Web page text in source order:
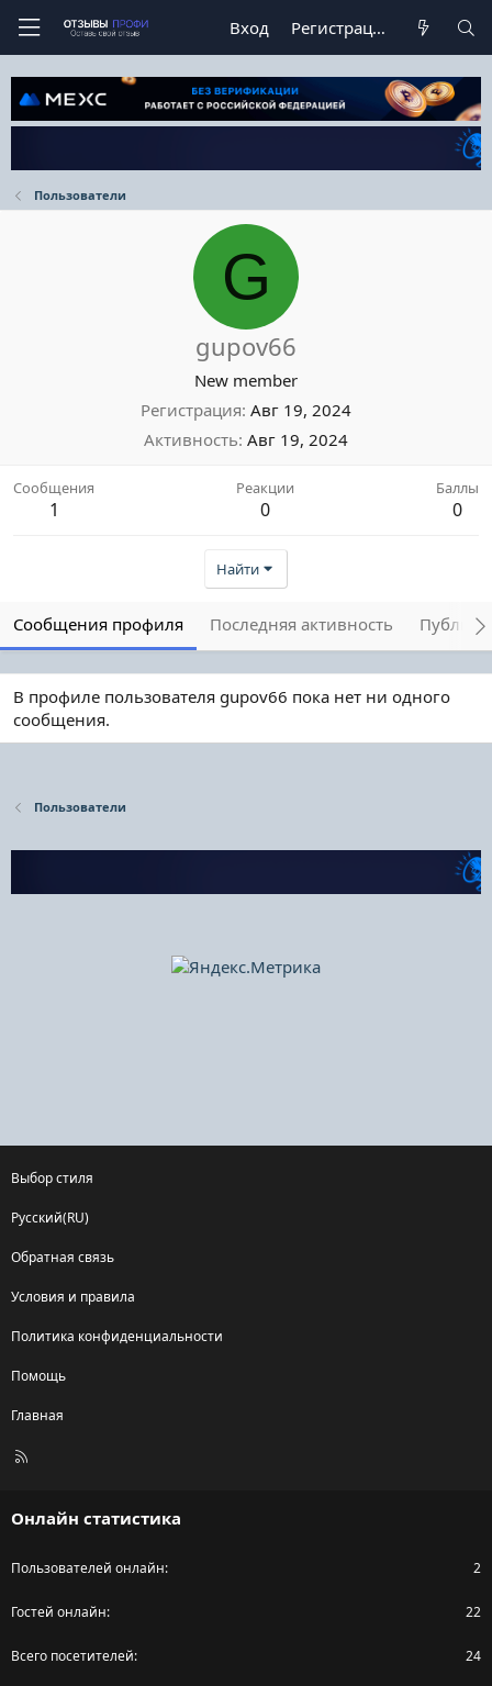
Вход Регистрация
Пользователи
G
gupov66
New member
Регистрация Авг 19, 2024
Активность Авг 19, 2024
Сообщения
1
Реакции
0
Баллы
0
Найти
Сообщения профиля Последняя активность
В профиле пользователя gupov66 пока нет ни одного
сообщения.
Пользователи
Выбор стиля
Русский(RU)
Обратная связь
Условия и правила
Политика конфиденциальности
Помощь
Главная
R
Онлайн статистика
Пользователей онлайн 2
Гостей онлайн 22
Всего посетителей 24